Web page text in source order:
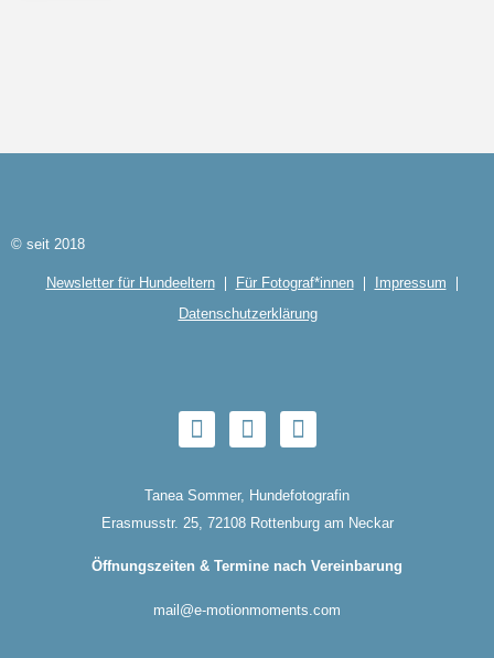
© seit 2018
Newsletter für Hundeeltern Für Fotograf*innen
Impressum
Datenschutzerklärung
Tanea Sommer, Hundefotografin
Erasmusstr. 25, 72108 Rottenburg am Neckar
Öffnungszeiten & Termine nach Vereinbarung
mail@e-motionmoments.com